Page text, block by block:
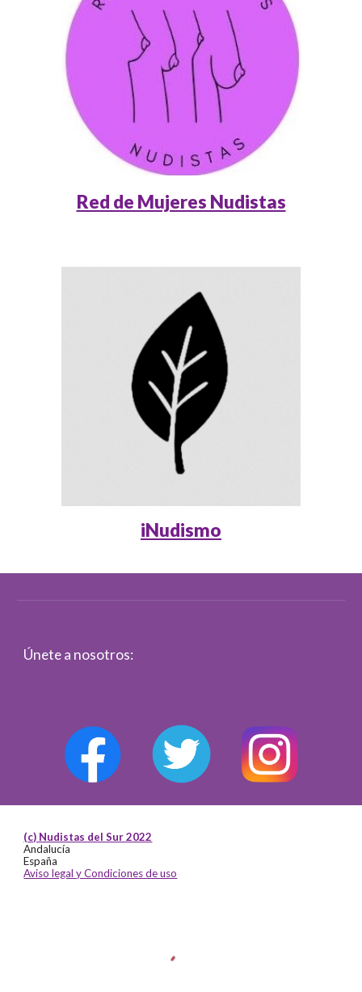
Red de Mujeres Nudistas
iNudismo
Únete a nosotros:
(c) Nudistas del Sur 2022
Andalucía
España
Aviso legal y Condiciones de uso